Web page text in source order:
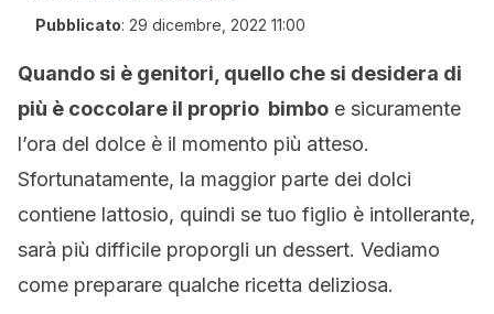
Pubblicato: 29 dicembre, 2022 11:00
Quando si è genitori, quello che si desidera di
più è coccolare il proprio bimbo e sicuramente
l’ora del dolce è il momento più atteso.
Sfortunatamente, la maggior parte dei dolci
contiene lattosio, quindi se tuo figlio è intollerante,
sarà più difficile proporgli un dessert. Vediamo
come preparare qualche ricetta deliziosa.